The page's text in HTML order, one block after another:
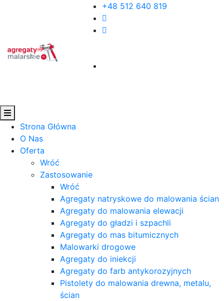
+48 512 640 819
Strona Główna
O Nas
Oferta
Wróć
Zastosowanie
Wróć
Agregaty natryskowe do malowania ścian
Agregaty do malowania elewacji
Agregaty do gładzi i szpachli
Agregaty do mas bitumicznych
Malowarki drogowe
Agregaty do iniekcji
Agregaty do farb antykorozyjnych
Pistolety do malowania drewna, metalu,
ścian